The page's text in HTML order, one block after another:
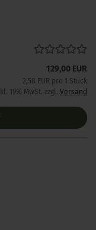
129,00 EUR
2,58 EUR pro 1 Stück
19% MwSt. zzgl. Versand